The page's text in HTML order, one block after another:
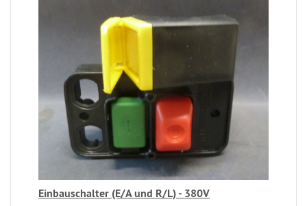
Einbauschalter (E/A und R/L) - 380V